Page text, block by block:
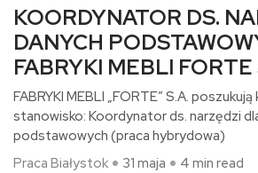
KOORDYNATOR DS.
DANYCH
FABRYKI MEBLI FORTE
FABRYKI MEBLI „FORTE” S.A.
stanowisko: Koordynator ds. narzędzi
podstawowych (praca hybrydowa)​
Praca Białystok
31 maja 4 min read